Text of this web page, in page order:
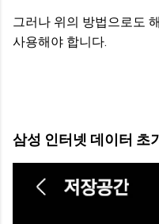
그러나 위의 방법으로도
사용해야 합니다.
삼성 인터넷 데이터 초